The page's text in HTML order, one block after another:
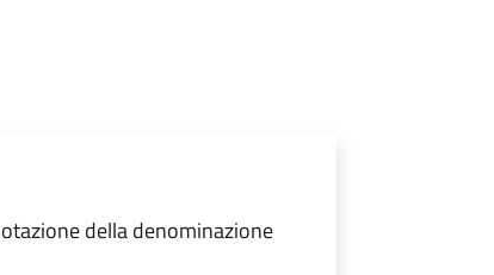
della denominazione